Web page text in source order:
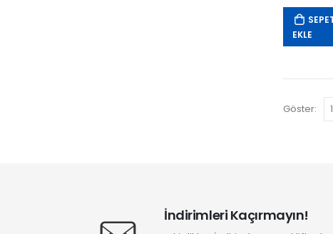
EKLE
Göster:
İndirimleri Kaçırmayın!